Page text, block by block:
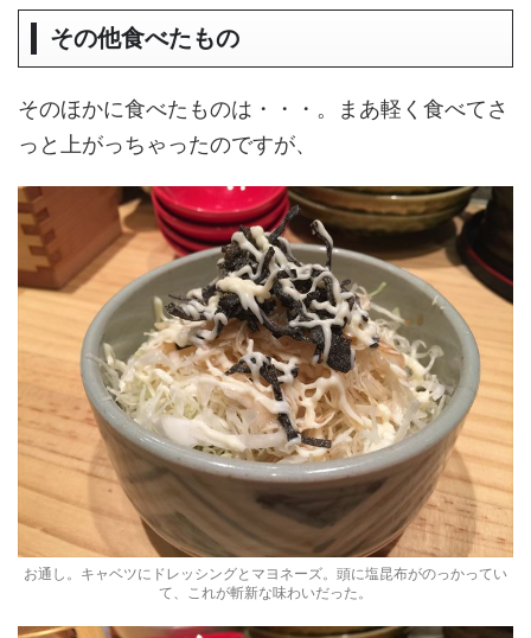
その他食べたもの
そのほかに食べたものは・・・。まあ軽く食べてさ
っと上がっちゃったのですが、
お通し。キャベツにドレッシングとマヨネーズ。頭に塩昆布がのっかってい
て、これが斬新な味わいだった。